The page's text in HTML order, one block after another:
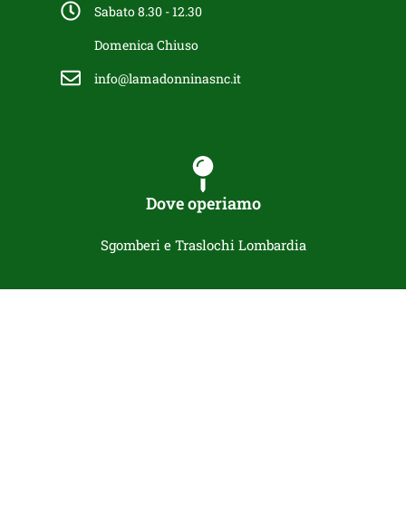
Sabato 8.30 - 12.30
Domenica Chiuso
info@lamadonninasnc.it
Dove operiamo
Sgomberi e Traslochi Lombardia